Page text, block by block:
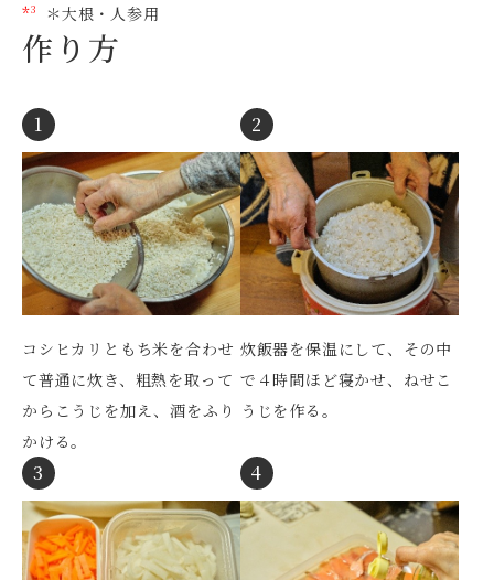
*3 ＊大根・人参用
作り方
1
コシヒカリともち米を合わせ
て普通に炊き、粗熱を取って
からこうじを加え、酒をふり
かける。
2
炊飯器を保温にして、その中
で４時間ほど寝かせ、ねせこ
うじを作る。
3 4